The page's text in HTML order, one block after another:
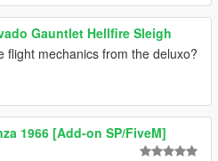
Gauntlet Hellfire Sleigh
flight mechanics from the deluxo?
1966 [Add-on SP/FiveM]